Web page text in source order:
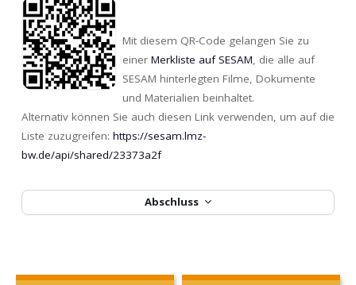
Abschluss
Mit diesem QR-Code gelangen Sie zu
einer Merkliste auf SESAM, die alle auf
SESAM hinterlegten Filme, Dokumente
und Materialien beinhaltet.
Alternativ können Sie auch diesen Link verwenden, um auf die
Liste zuzugreifen: https://sesam.lmz-
bw.de/api/shared/23373a2f